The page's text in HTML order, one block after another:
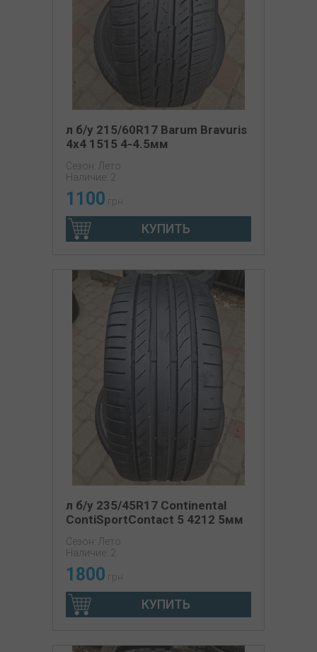
л б/у 215/60R17 Barum Bravuris
4x4 1515 4-4.5мм
Сезон: Лето
Наличие: 2
1100 грн
КУПИТЬ
л б/у 235/45R17 Continental
ContiSportContact 5 4212 5мм
Сезон: Лето
Наличие: 2
1800 грн
КУПИТЬ